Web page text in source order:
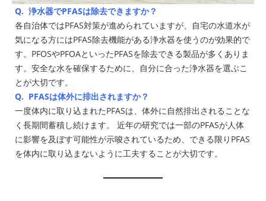
Q. 浄水器でPFASは除去できますか？
各自治体ではPFAS対策が進められていますが、自宅の水道水が
気になる方にはPFAS除去機能がある浄水器を使うのが効果的で
す。PFOSやPFOAといったPFASを除去できる製品が多くありま
す。安全な水を確保するために、自分に合った浄水器を選ぶこ
とが大切です。
Q. PFASは体外に排出されますか？
一度体内に取り込まれたPFASは、体外に自然排出されることな
く長期間蓄積し続けます。 近年の研究では一部のPFASが人体
に影響を及ぼす可能性が示唆されているため、できる限りPFAS
を体内に取り込まないように工夫することが大切です。